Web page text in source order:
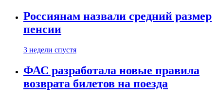
Россиянам назвали средний размер
пенсии
3 недели спустя
ФАС разработала новые правила
возврата билетов на поезда